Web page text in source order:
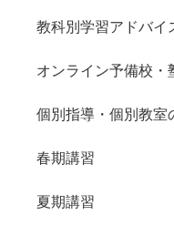
教科別学習アドバイ
オンライン予備校・
個別指導・個別教室
春期講習
夏期講習